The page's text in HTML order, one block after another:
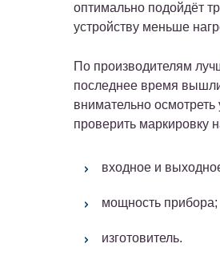
оптимально подойдёт
устройству меньше
По производителям
последнее время
внимательно
проверить маркировку
входное и
мощность прибора;
изготовитель.